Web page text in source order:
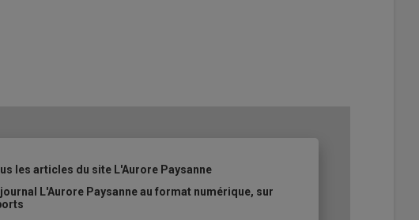
les articles du site L'Aurore Paysanne
L'Aurore Paysanne au format numérique, sur